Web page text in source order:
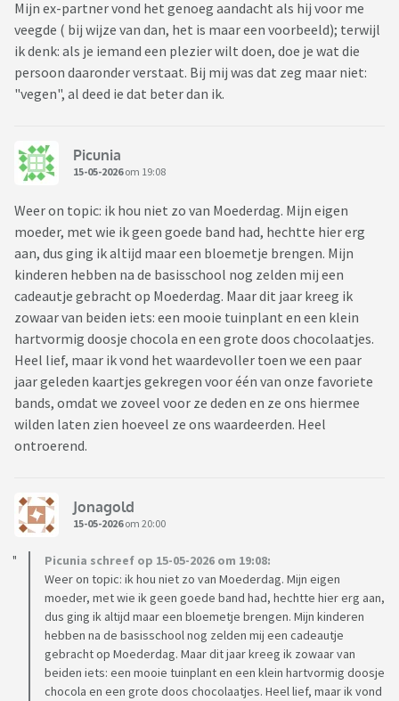
Mijn ex-partner vond het genoeg aandacht als hij voor me
veegde ( bij wijze van dan, het is maar een voorbeeld); terwijl
ik denk: als je iemand een plezier wilt doen, doe je wat die
persoon daaronder verstaat. Bij mij was dat zeg maar niet:
"vegen", al deed ie dat beter dan ik.
Picunia
15-05-2026om 19:08
Weer on topic: ik hou niet zo van Moederdag. Mijn eigen
moeder, met wie ik geen goede band had, hechtte hier erg
aan, dus ging ik altijd maar een bloemetje brengen. Mijn
kinderen hebben na de basisschool nog zelden mij een
cadeautje gebracht op Moederdag. Maar dit jaar kreeg ik
zowaar van beiden iets: een mooie tuinplant en een klein
hartvormig doosje chocola en een grote doos chocolaatjes.
Heel lief, maar ik vond het waardevoller toen we een paar
jaar geleden kaartjes gekregen voor één van onze favoriete
bands, omdat we zoveel voor ze deden en ze ons hiermee
wilden laten zien hoeveel ze ons waardeerden. Heel
ontroerend.
Jonagold
15-05-2026om 20:00
Picunia schreef op 15-05-2026 om 19:08:
Weer on topic: ik hou niet zo van Moederdag. Mijn eigen
moeder, met wie ik geen goede band had, hechtte hier erg aan,
dus ging ik altijd maar een bloemetje brengen. Mijn kinderen
hebben na de basisschool nog zelden mij een cadeautje
gebracht op Moederdag. Maar dit jaar kreeg ik zowaar van
beiden iets: een mooie tuinplant en een klein hartvormig doosje
chocola en een grote doos chocolaatjes. Heel lief, maar ik vond